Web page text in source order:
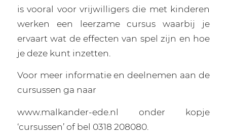
is vooral voor vrijwilligers die met kinderen
werken een leerzame cursus waarbij je
ervaart wat de effecten van spel zijn en hoe
je deze kunt inzetten.
Voor meer informatie en deelnemen aan de
cursussen ga naar
www.malkander-ede.nl onder kopje
‘cursussen’ of bel 0318 208080.